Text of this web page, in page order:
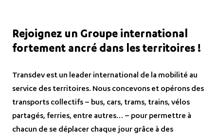
Rejoignez un Groupe international
fortement ancré dans les territoires !
Transdev est un leader international de la mobilité au
service des territoires. Nous concevons et opérons des
transports collectifs – bus, cars, trams, trains, vélos
partagés, ferries, entre autres… – pour permettre à
chacun de se déplacer chaque jour grâce à des